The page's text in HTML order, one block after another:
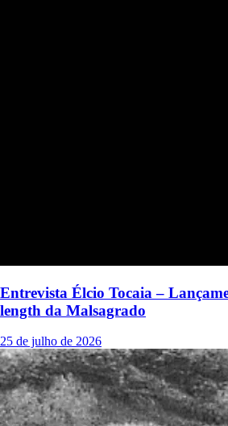
Entrevista Élcio Tocaia –
length da Malsagrado
25 de julho de 2026